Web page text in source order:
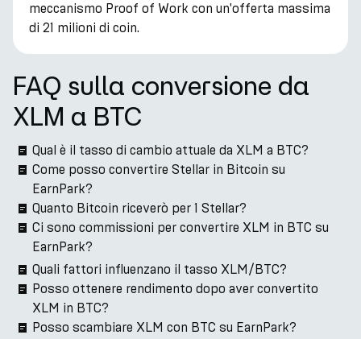
meccanismo Proof of Work con un'offerta massima
di 21 milioni di coin.
FAQ sulla conversione da
XLM a BTC
Qual è il tasso di cambio attuale da XLM a BTC?
Come posso convertire Stellar in Bitcoin su
EarnPark?
Quanto Bitcoin riceverò per 1 Stellar?
Ci sono commissioni per convertire XLM in BTC su
EarnPark?
Quali fattori influenzano il tasso XLM/BTC?
Posso ottenere rendimento dopo aver convertito
XLM in BTC?
Posso scambiare XLM con BTC su EarnPark?